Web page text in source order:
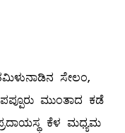
ಸೇಲಂ,
ಮುಂತಾದ ಕಡೆ
ಕೆಳ ಮಧ್ಯಮ